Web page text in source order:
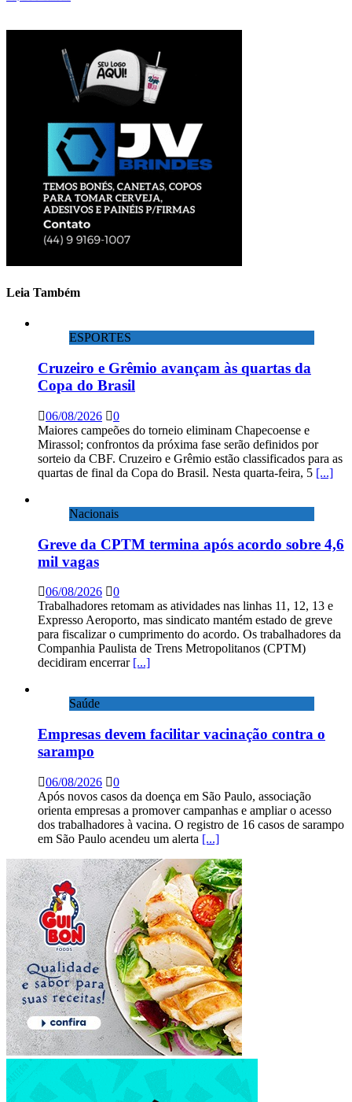
Leia Também
ESPORTES
Cruzeiro e Grêmio avançam às quartas da
Copa do Brasil
06/08/2026
0
Maiores campeões do torneio eliminam Chapecoense e
Mirassol; confrontos da próxima fase serão definidos por
sorteio da CBF. Cruzeiro e Grêmio estão classificados para as
quartas de final da Copa do Brasil. Nesta quarta-feira, 5 [...]
Nacionais
Greve da CPTM termina após acordo sobre 4,6
mil vagas
06/08/2026
0
Trabalhadores retomam as atividades nas linhas 11, 12, 13 e
Expresso Aeroporto, mas sindicato mantém estado de greve
para fiscalizar o cumprimento do acordo. Os trabalhadores da
Companhia Paulista de Trens Metropolitanos (CPTM)
decidiram encerrar [...]
Saúde
Empresas devem facilitar vacinação contra o
sarampo
06/08/2026
0
Após novos casos da doença em São Paulo, associação
orienta empresas a promover campanhas e ampliar o acesso
dos trabalhadores à vacina. O registro de 16 casos de sarampo
em São Paulo acendeu um alerta [...]